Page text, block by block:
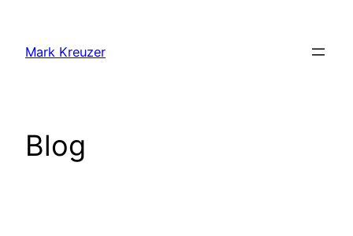
springen
Mark Kreuzer
Blog